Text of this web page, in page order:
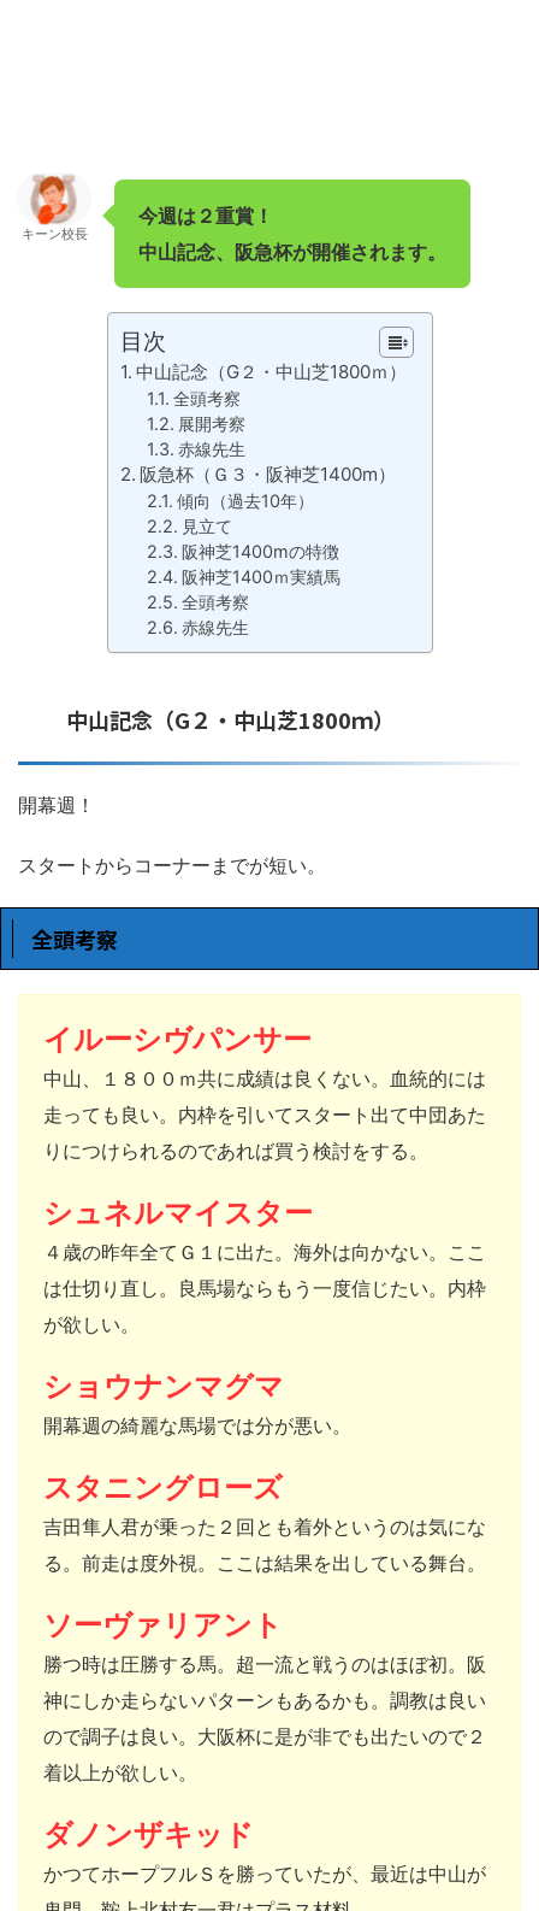
キーン校長
今週は２重賞 ！
中山記念、阪急杯が開催されます。
目次
中山記念（G２・中山芝1800ｍ）
全頭考察
展開考察
赤線先生
阪急杯（Ｇ３・阪神芝1400m）
傾向（過去10年）
見立て
阪神芝1400mの特徴
阪神芝1400ｍ実績馬
全頭考察
赤線先生
中山記念（G２・中山芝1800ｍ）
開幕週！
スタートからコーナーまでが短い。
全頭考察
イルーシヴパンサー
中山、１８００ｍ共に成績は良くない。血統的には
走っても良い。内枠を引いてスタート出て中団あた
りにつけられるのであれば買う検討をする。
シュネルマイスター
４歳の昨年全てＧ１に出た。海外は向かない。ここ
は仕切り直し。良馬場ならもう一度信じたい。内枠
が欲しい。
ショウナンマグマ
開幕週の綺麗な馬場では分が悪い。
スタニングローズ
吉田隼人君が乗った２回とも着外というのは気にな
る。前走は度外視。ここは結果を出している舞台。
ソーヴァリアント
勝つ時は圧勝する馬。超一流と戦うのはほぼ初。阪
神にしか走らないパターンもあるかも。調教は良い
ので調子は良い。大阪杯に是が非でも出たいので２
着以上が欲しい。
ダノンザキッド
かつてホープフルＳを勝っていたが、最近は中山が